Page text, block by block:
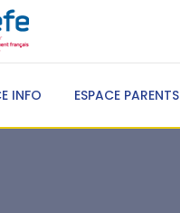
INFO ESPACE PARENTS